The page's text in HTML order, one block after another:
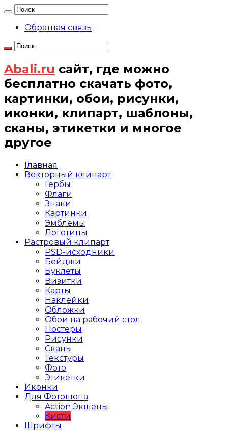
Обратная связь
Abali.ru сайт, где можно
бесплатно скачать фото,
картинки, обои, рисунки,
иконки, клипарт, шаблоны,
сканы, этикетки и многое
другое
Главная
Векторный клипарт
Гербы
Флаги
Знаки
Картинки
Эмблемы
Логотипы
Растровый клипарт
PSD-исходники
Бейджи
Буклеты
Визитки
Карты
Наклейки
Обложки
Обои на рабочий стол
Постеры
Рисунки
Сканы
Текстуры
Фото
Этикетки
Иконки
Для Фотошопа
Action Экшены
Кисти
Шрифты